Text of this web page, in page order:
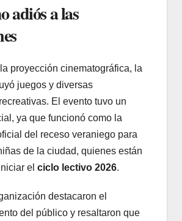
adiós a las
proyección cinematográfica, la
juegos y diversas
El evento tuvo un
ya que funcionó como la
del receso veraniego para
de la ciudad, quienes están
el ciclo lectivo 2026.
destacaron el
del público y resaltaron que